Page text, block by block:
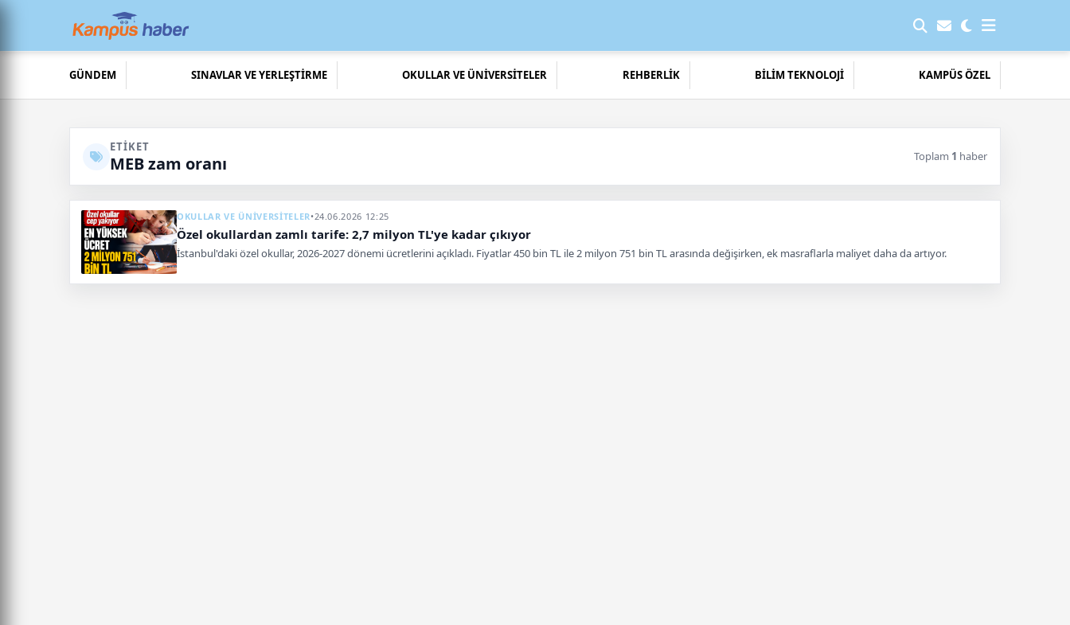
GÜNDEM SINAVLAR VE YERLEŞTİRME OKULLAR VE ÜNİVERSİTELER REHBERLİK BİLİM TEKNOLOJİ KAMPÜS ÖZEL
ETIKET
MEB zam oranı Toplam 1 haber
OKULLAR VE ÜNİVERSİTELER•24.06.2026 12:25
Özel okullardan zamlı tarife: 2,7 milyon TL'ye kadar çıkıyor
İstanbul'daki özel okullar, 2026-2027 dönemi ücretlerini açıkladı. Fiyatlar 450 bin TL ile 2 milyon 751 bin TL arasında değişirken, ek masraflarla maliyet daha da artıyor.